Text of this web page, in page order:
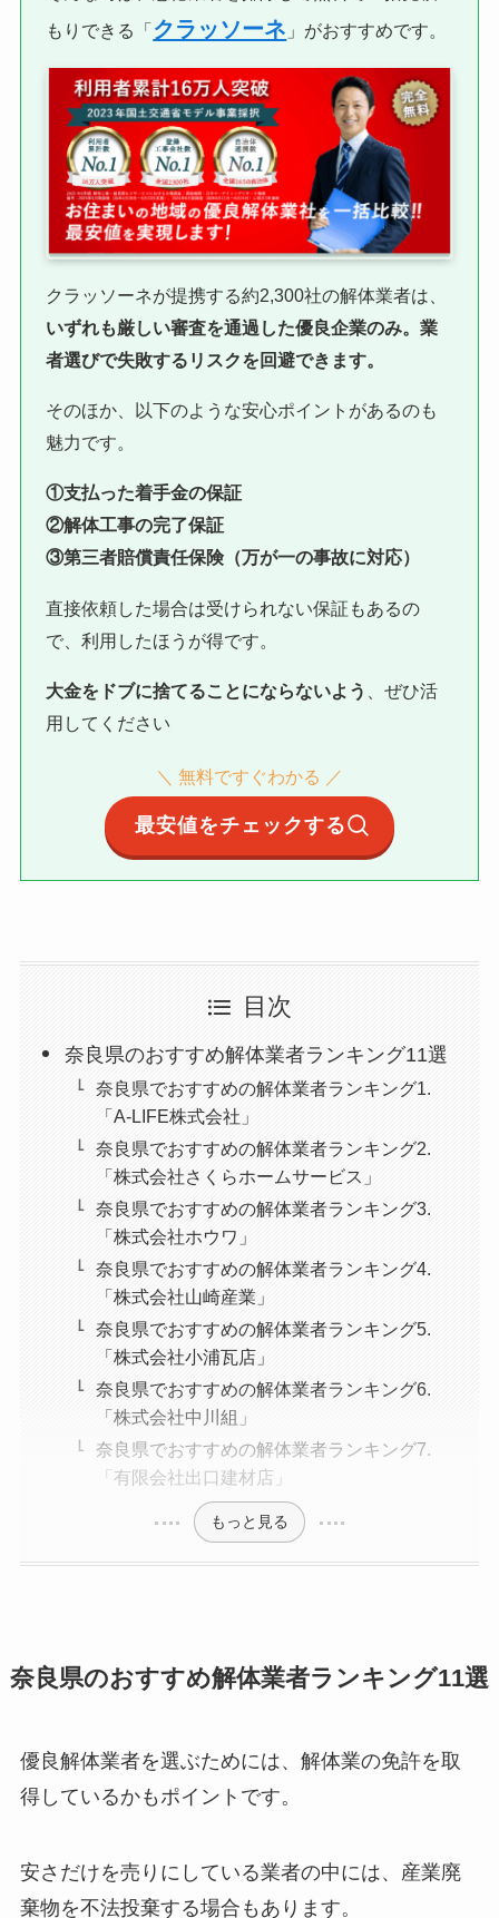
もりできる「 クラッソーネ 」がおすすめです。
クラッソーネが提携する約2,300社の解体業者は、
いずれも厳しい審査を通過した優良企業のみ。業
者選びで失敗するリスクを回避できます。
そのほか、以下のような安心ポイントがあるのも
魅力です。
①支払った着手金の保証
②解体工事の完了保証
③第三者賠償責任保険（万が一の事故に対応）
直接依頼した場合は受けられない保証もあるの
で、利用したほうが得です。
大金をドブに捨てることにならないよう
、ぜひ活
用してください
＼ 無料ですぐわかる ／
最安値をチェックする
目次
奈良県のおすすめ解体業者ランキング11選
奈良県でおすすめの解体業者ランキング1.
「A-LIFE株式会社」
奈良県でおすすめの解体業者ランキング2.
「株式会社さくらホームサービス」
奈良県でおすすめの解体業者ランキング3.
「株式会社ホウワ」
奈良県でおすすめの解体業者ランキング4.
「株式会社山崎産業」
奈良県でおすすめの解体業者ランキング5.
「株式会社小浦瓦店」
奈良県でおすすめの解体業者ランキング6.
「株式会社中川組」
奈良県でおすすめの解体業者ランキング7.
「有限会社出口建材店」
もっと見る
奈良県のおすすめ解体業者ランキング11選
優良解体業者を選ぶためには、解体業の免許を取
得しているかもポイントです。
安さだけを売りにしている業者の中には、産業廃
棄物を不法投棄する場合もあります。